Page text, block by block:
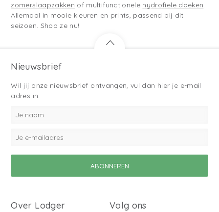
zomerslaapzakken of multifunctionele hydrofiele doeken.
Allemaal in mooie kleuren en prints, passend bij dit
seizoen. Shop ze nu!
Nieuwsbrief
Wil jij onze nieuwsbrief ontvangen, vul dan hier je e-mail
adres in:
Over Lodger Volg ons